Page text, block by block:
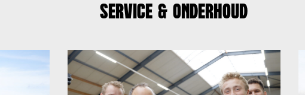
Service & onderhoud